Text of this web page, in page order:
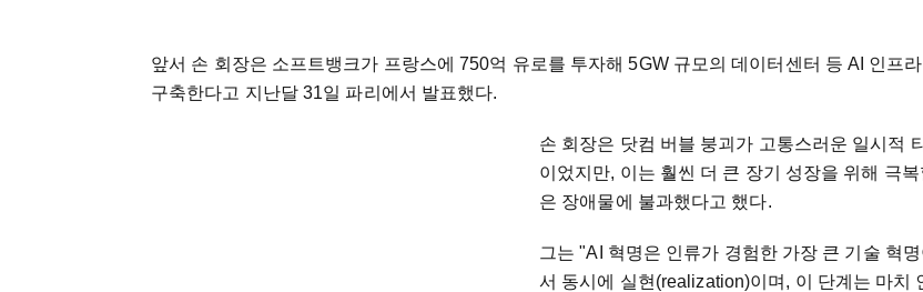
앞서 손 회장은 소프트뱅크가 프랑스에 750억 유로를 투자해 5GW 규모의 데이터센터 등 AI 인프
구축한다고 지난달 31일 파리에서 발표했다.
손 회장은 닷컴 버블 붕괴가 고통스러운 일시적
이었지만, 이는 훨씬 더 큰 장기 성장을 위해 극
은 장애물에 불과했다고 했다.
그는 "AI 혁명은 인류가 경험한 가장 큰 기술 혁명
서 동시에 실현(realization)이며, 이 단계는 마치